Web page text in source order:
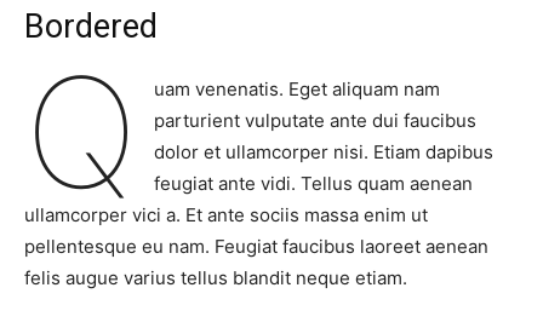
Bordered
Q
uam venenatis. Eget aliquam nam
parturient vulputate ante dui faucibus
dolor et ullamcorper nisi. Etiam dapibus
feugiat ante vidi. Tellus quam aenean
ullamcorper vici a. Et ante sociis massa enim ut
pellentesque eu nam. Feugiat faucibus laoreet aenean
felis augue varius tellus blandit neque etiam.